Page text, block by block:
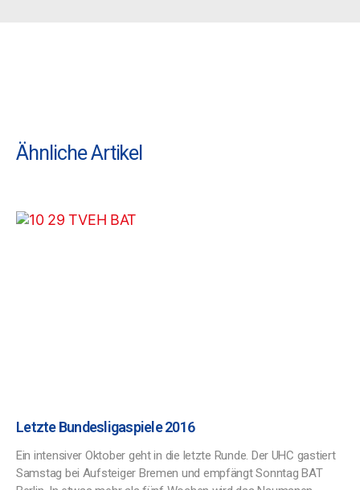
Ähnliche Artikel
Letzte Bundesligaspiele 2016
Ein intensiver Oktober geht in die letzte Runde. Der UHC gastiert
Samstag bei Aufsteiger Bremen und empfängt Sonntag BAT